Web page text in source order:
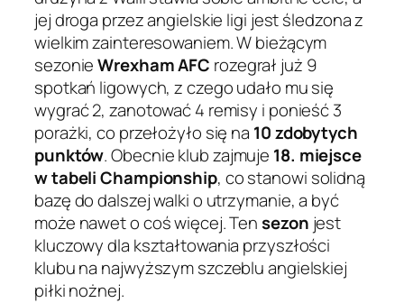
jej droga przez angielskie ligi jest śledzona z
wielkim zainteresowaniem. W bieżącym
sezonieWrexham AFC rozegrał już 9
spotkań ligowych, z czego udało mu się
wygrać 2, zanotować 4 remisy i ponieść 3
porażki, co przełożyło się na 10 zdobytych
punktów. Obecnie klub zajmuje 18. miejsce
w tabeli Championship, co stanowi solidną
bazę do dalszej walki o utrzymanie, a być
może nawet o coś więcej. Tensezon jest
kluczowy dla kształtowania przyszłości
klubu na najwyższym szczeblu angielskiej
piłki nożnej.